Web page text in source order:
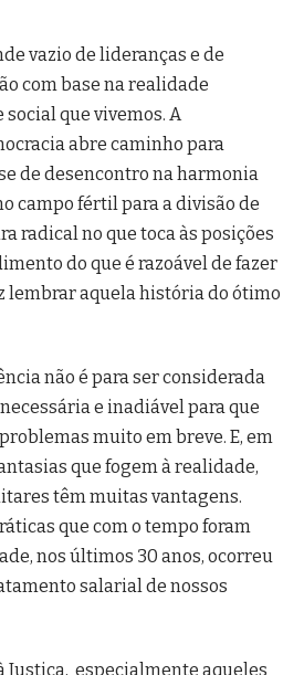
vazio de lideranças e de
com base na realidade
que vivemos. A
abre caminho para
de desencontro na harmonia
campo fértil para a divisão de
radical no que toca às posições
do que é razoável de fazer
lembrar aquela história do ótimo
não é para ser considerada
e inadiável para que
muito em breve. E, em
que fogem à realidade,
têm muitas vantagens.
que com o tempo foram
nos últimos 30 anos, ocorreu
salarial de nossos
Justiça, especialmente aqueles